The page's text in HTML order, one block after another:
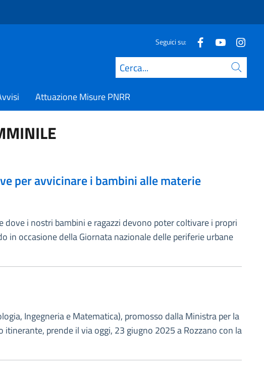
Seguici su:
Cerca
Attuazione Misure PNRR
per avvicinare i bambini alle materie
i nostri bambini e ragazzi devono poter coltivare i propri
in occasione della Giornata nazionale delle periferie urbane
Ingegneria e Matematica), promosso dalla Ministra per la
prende il via oggi, 23 giugno 2025 a Rozzano con la